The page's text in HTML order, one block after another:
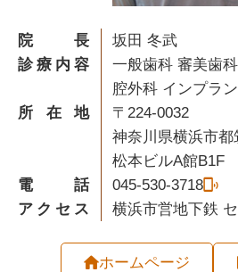
院長
坂田 冬武
診療内容
一般歯科 審美歯
腔外科 インプラン
所在地
〒224-0032
神奈川県横浜市
松本ビルA館B1F
電話
045-530-3718
アクセス
横浜市営地下鉄
ホームページ